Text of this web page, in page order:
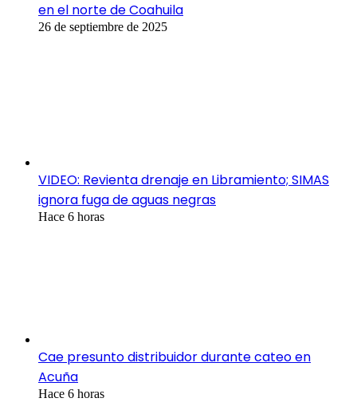
en el norte de Coahuila
26 de septiembre de 2025
VIDEO: Revienta drenaje en Libramiento; SIMAS
ignora fuga de aguas negras
Hace 6 horas
Cae presunto distribuidor durante cateo en
Acuña
Hace 6 horas